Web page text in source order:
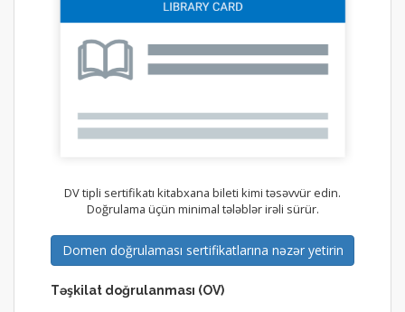
DV tipli sertifikatı kitabxana bileti kimi təsəvvür edin.
Doğrulama üçün minimal tələblər irəli sürür.
Domen doğrulaması sertifikatlarına nəzər yetirin
Təşkilat doğrulanması (OV)